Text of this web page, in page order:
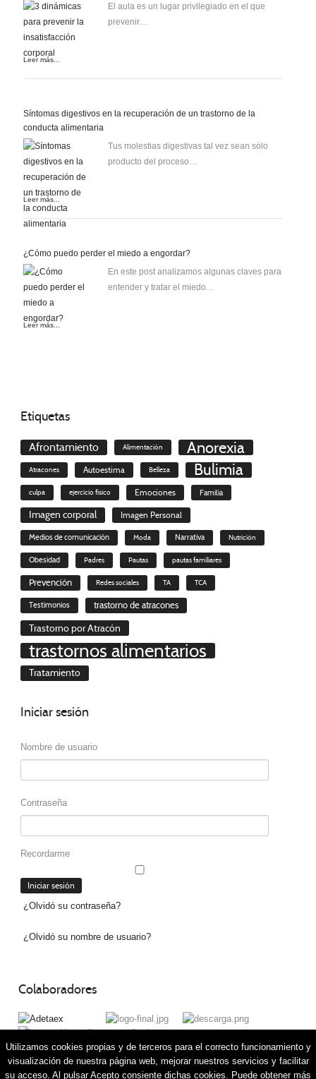
El aula es un lugar privilegiado en el que
prevenir…
Leer más...
Síntomas digestivos en la recuperación de un trastorno de la
conducta alimentaria
Tus molestias digestivas tal vez sean sólo
producto del proceso…
Leer más...
¿Cómo puedo perder el miedo a engordar?
En este post analizamos algunas claves para
entender y tratar el miedo…
Leer más...
Etiquetas
Afrontamiento Alimentación Anorexia
Atracones Autoestima Belleza Bulimia
culpa ejercicio físico Emociones Familia
Imagen corporal Imagen Personal
Medios de comunicación Moda Narrativa Nutrición
Obesidad Padres Pautas pautas familiares
Prevención Redes sociales TA TCA
Testimonios trastorno de atracones
Trastorno por Atracón
trastornos alimentarios
Tratamiento
Iniciarsesión
Nombre de usuario
Contraseña
Recordarme
¿Olvidó su contraseña?
¿Olvidó su nombre de usuario?
Colaboradores
Utilizamos cookies propias y de terceros para el correcto funcionamiento y
visualización de nuestra página web, mejorar nuestros servicios y facilitar
su acceso. Al pulsar Acepto consiente dichas cookies. Puede obtener más